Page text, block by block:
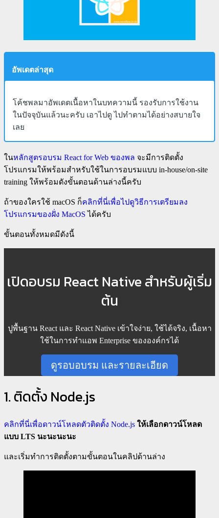
อัพเดตล่าสุด
โค้ชพลมาอัพเดตเนื้อหาในบทความนี้ รองรับการใช้งาน
ในปัจจุบันแล้วนะครับ เอาไปดู ไปทำตามได้อย่างสบายใจ
เลย
ในหลักสูตรอบรม React for Web ของพล จะมีการติดตั้ง
โปรแกรมให้พร้อมสำหรับใช้ในการอบรมแบบ in-house/on-site
training ให้พร้อมดังขั้นตอนด้านล่างนี้ครับ
ถ้าของใครใช้ macOS ก็คลิกที่นี่เพื่อไปดูวิธีการเตรียมลง
โปรแกรมของฝั่ง MacOS ได้ครับ
ขั้นตอนทั้งหมดมีดังนี้
เปิดอบรม React Native สำหรับผู้เริ่ม
ต้น
ปูพื้นฐาน React และ React Native เข้าใจง่าย, ใช้ได้จริง, เนื้อหา
ใช้ในการทำแอพ Enterprise ขององค์กรได้
ดูรอบอบรม และรายละเอียด
1. ติดตั้ง Node.js
คลิกที่นี่เพื่อดาวน์โหลดตัวติดตั้ง Node.js ให้เลือกดาวน์โหลด
แบบ LTS นะนะนะนะ
และเริ่มทำการติดตั้งตามขั้นตอนในคลิปด้านล่าง